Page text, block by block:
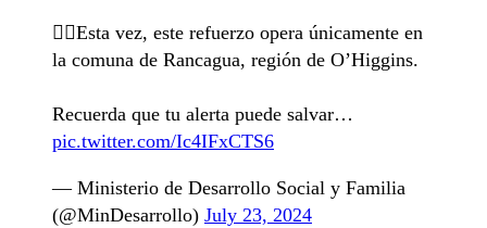
☝🏼Esta vez, este refuerzo opera únicamente en
la comuna de Rancagua, región de O’Higgins.
Recuerda que tu alerta puede salvar…
pic.twitter.com/Ic4IFxCTS6
— Ministerio de Desarrollo Social y Familia
(@MinDesarrollo) July 23, 2024